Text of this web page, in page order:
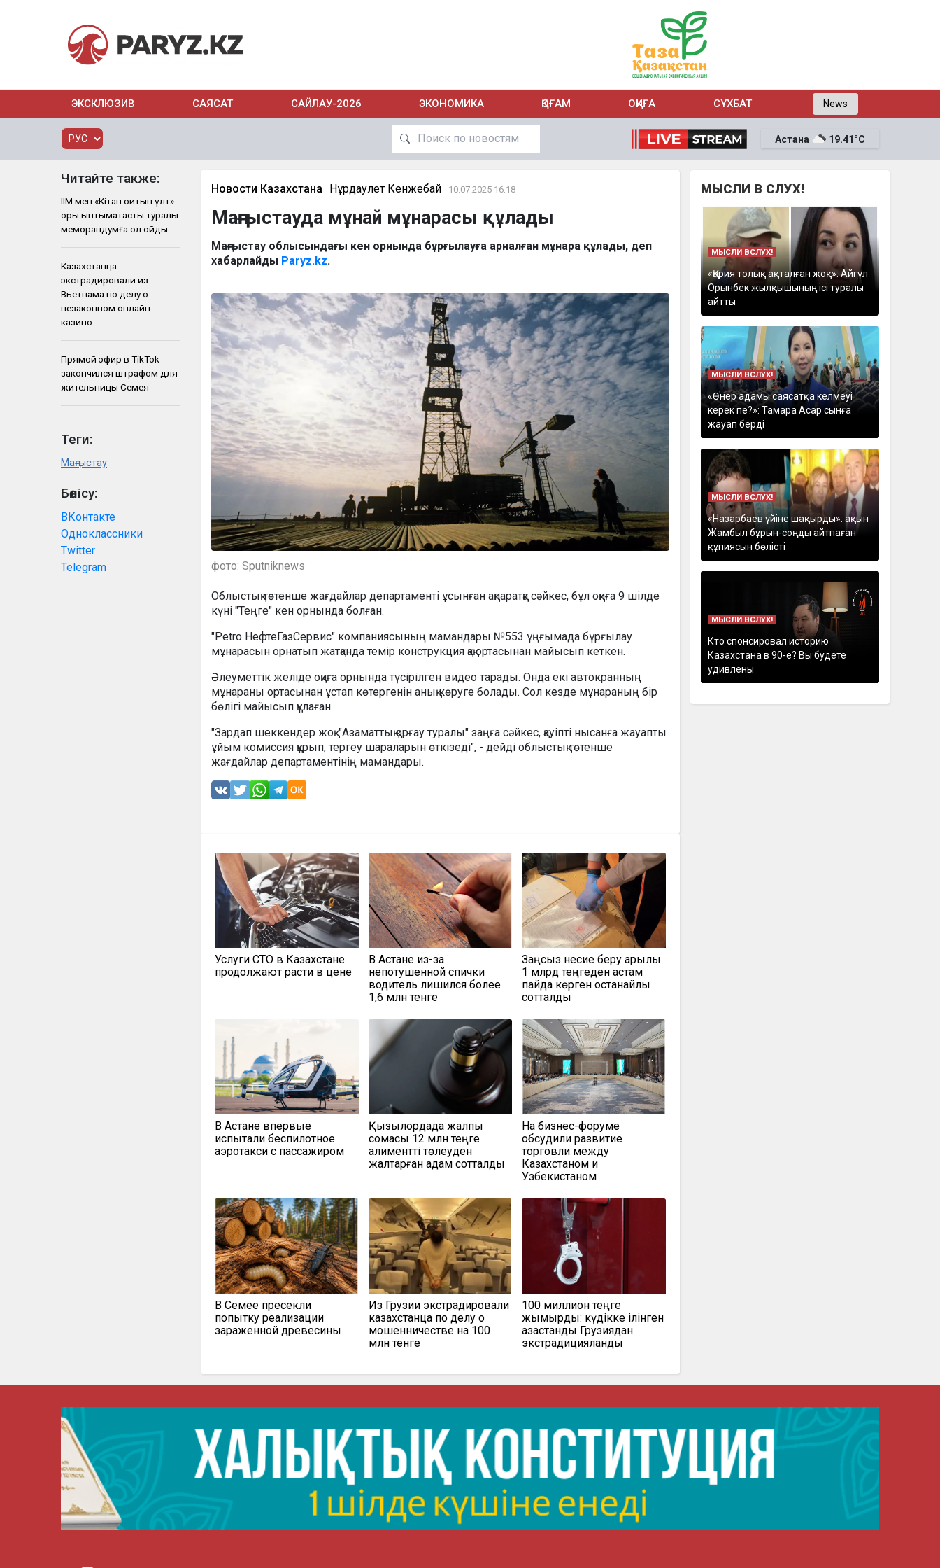
ЭКСКЛЮЗИВ САЯСАТ САЙЛАУ-2026 ЭКОНОМИКА ҚОҒАМ ОҚИҒА СҰХБАТ News
Астана 19.41°C
Читайте также:
ІІМ мен «Кітап оқитын ұлт»
қоры ынтымақтастық туралы
меморандумға қол қойды
Казахстанца
экстрадировали из
Вьетнама по делу о
незаконном онлайн-
казино
Прямой эфир в TikTok
закончился штрафом для
жительницы Семея
Теги:
Маңғыстау
Бөлісу:
ВКонтакте
Одноклассники
Twitter
Telegram
Новости Казахстана Нұрдаулет Кенжебай 10.07.2025 16:18
Маңғыстауда мұнай мұнарасы құлады
Маңғыстау облысындағы кен орнында бұрғылауға арналған мұнара құлады, деп
хабарлайды Paryz.kz.
фото: Sputniknews
Облыстық төтенше жағдайлар департаменті ұсынған ақпаратқа сәйкес, бұл оқиға 9 шілде
күні "Теңге" кен орнында болған.
"Petro НефтеГазСервис" компаниясының мамандары №553 ұңғымада бұрғылау
мұнарасын орнатып жатқанда темір конструкция қақ ортасынан майысып кеткен.
Әлеуметтік желіде оқиға орнында түсірілген видео тарады. Онда екі автокранның
мұнараны ортасынан ұстап көтергенін анық көруге болады. Сол кезде мұнараның бір
бөлігі майысып құлаған.
"Зардап шеккендер жоқ. "Азаматтық қорғау туралы" заңға сәйкес, қауіпті нысанға жауапты
ұйым комиссия құрып, тергеу шараларын өткізеді", - дейді облыстық төтенше
жағдайлар департаментінің мамандары.
Услуги СТО в Казахстане
продолжают расти в цене
В Астане из-за
непотушенной спички
водитель лишился более
1,6 млн тенге
Заңсыз несие беру арқылы
1 млрд теңгеден астам
пайда көрген қостанайлық
сотталды
В Астане впервые
испытали беспилотное
аэротакси с пассажиром
Қызылордада жалпы
сомасы 12 млн теңге
алиментті төлеуден
жалтарған адам сотталды
На бизнес-форуме
обсудили развитие
торговли между
Казахстаном и
Узбекистаном
В Семее пресекли
попытку реализации
зараженной древесины
Из Грузии экстрадировали
казахстанца по делу о
мошенничестве на 100
млн тенге
100 миллион теңге
жымқырды: күдікке ілінген
қазақстандық Грузиядан
экстрадицияланды
МЫСЛИ В СЛУХ!
МЫСЛИ ВСЛУХ!
«Қария толық ақталған жоқ»: Айгүл
Орынбек жылқышының ісі туралы
айтты
МЫСЛИ ВСЛУХ!
«Өнер адамы саясатқа келмеуі
керек пе?»: Тамара Асар сынға
жауап берді
МЫСЛИ ВСЛУХ!
«Назарбаев үйіне шақырды»: ақын
Жамбыл бұрын-соңды айтпаған
құпиясын бөлісті
МЫСЛИ ВСЛУХ!
Кто спонсировал историю
Казахстана в 90-е? Вы будете
удивлены